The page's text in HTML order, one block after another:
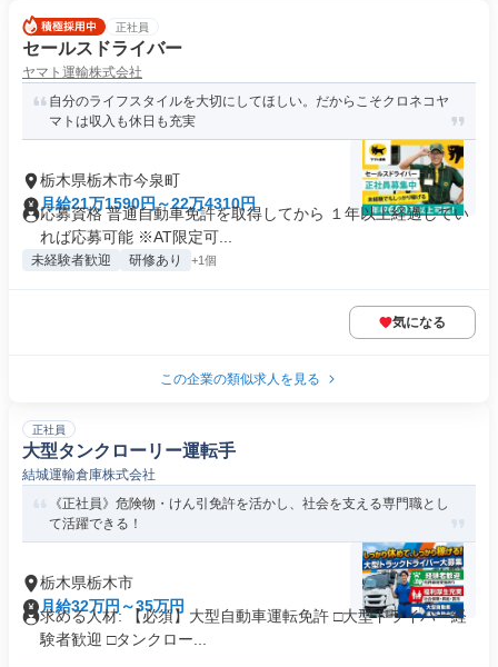
正社員
セールスドライバー
ヤマト運輸株式会社
自分のライフスタイルを大切にしてほしい。だからこそクロネコヤ
マトは収入も休日も充実
栃木県栃木市今泉町
月給21万1590円～22万4310円
応募資格 普通自動車免許を取得してから １年以上経過してい
れば応募可能 ※AT限定可...
未経験者歓迎 研修あり +1個
気になる
この企業の類似求人を見る
正社員
大型タンクローリー運転手
結城運輸倉庫株式会社
《正社員》危険物・けん引免許を活かし、社会を支える専門職とし
て活躍できる！
栃木県栃木市
月給32万円～35万円
求める人材: 【必須】大型自動車運転免許 □大型ドライバー経
験者歓迎 □タンクロー...